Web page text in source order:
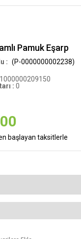
Pamuk Eşarp
(P-0000000002238)
1000000209150
: 0
başlayan taksitlerle